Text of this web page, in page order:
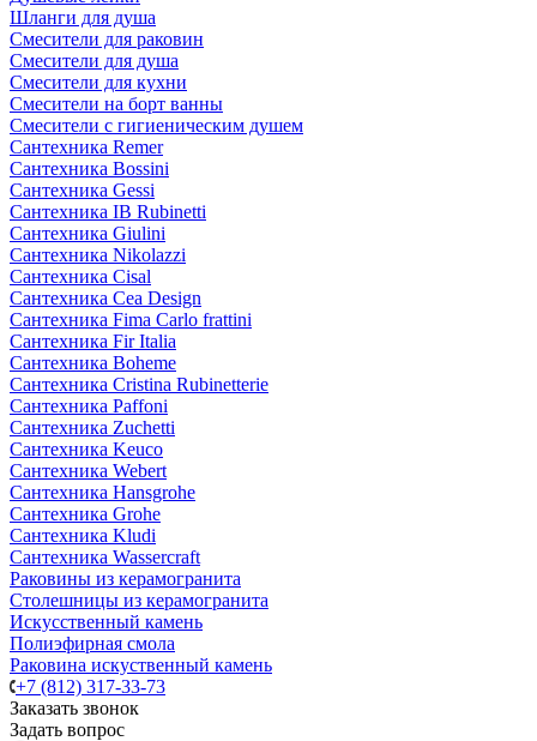
Шланги для душа
Смесители для раковин
Смесители для душа
Смесители для кухни
Смесители на борт ванны
Смесители с гигиеническим душем
Сантехника Remer
Сантехника Bossini
Сантехника Gessi
Сантехника IB Rubinetti
Сантехника Giulini
Сантехника Nikolazzi
Сантехника Cisal
Сантехника Cea Design
Сантехника Fima Carlo frattini
Сантехника Fir Italia
Сантехника Boheme
Сантехника Cristina Rubinetterie
Сантехника Paffoni
Сантехника Zuchetti
Сантехника Keuco
Сантехника Webert
Сантехника Hansgrohe
Сантехника Grohe
Сантехника Kludi
Сантехника Wassercraft
Раковины из керамогранита
Столешницы из керамогранита
Искусственный камень
Полиэфирная смола
Раковина искуственный камень
+7 (812) 317-33-73
Заказать звонок
Задать вопрос